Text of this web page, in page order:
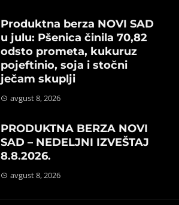
Produktna berza NOVI SAD
u julu: Pšenica činila 70,82
odsto prometa, kukuruz
pojeftinio, soja i stočni
ječam skuplji
avgust 8, 2026
PRODUKTNA BERZA NOVI
SAD – NEDELJNI IZVEŠTAJ
8.8.2026.
avgust 8, 2026